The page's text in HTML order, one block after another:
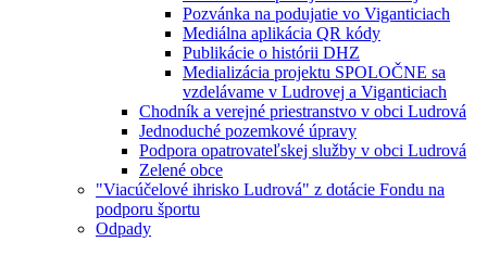
Pozvánka na podujatie vo Viganticiach
Mediálna aplikácia QR kódy
Publikácie o histórii DHZ
Medializácia projektu SPOLOČNE sa
vzdelávame v Ludrovej a Viganticiach
Chodník a verejné priestranstvo v obci Ludrová
Jednoduché pozemkové úpravy
Podpora opatrovateľskej služby v obci Ludrová
Zelené obce
"Viacúčelové ihrisko Ludrová" z dotácie Fondu na
podporu športu
Odpady